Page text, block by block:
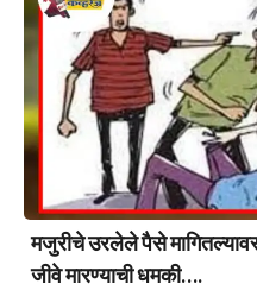
मजुरीचे उरलेले पैसे
जीवे मारण्याची धमकी….